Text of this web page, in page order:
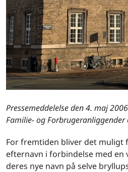
Pressemeddelelse den 4. maj
Familie- og
For fremtiden bliver det muligt
efternavn i forbindelse med en
deres nye navn på selve